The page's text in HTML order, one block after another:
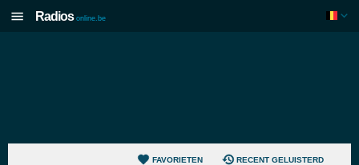
Radios online.be
FAVORIETEN RECENT GELUISTERD